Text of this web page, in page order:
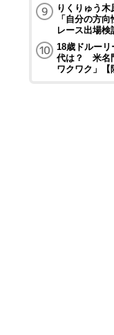
りくりゅう木
「自分の方
レース出場検
18歳ドルー
代は？ 米名
ワクワク」【